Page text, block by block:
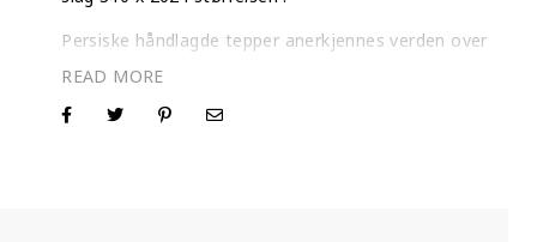
Persiske håndlagde tepper anerkjennes verden over
som de beste teppene som noensinne er
produsert. Vårt utvalg av individuelt utvalgte tepper
inspiseres en etter en og gjennomgår en intens dyp